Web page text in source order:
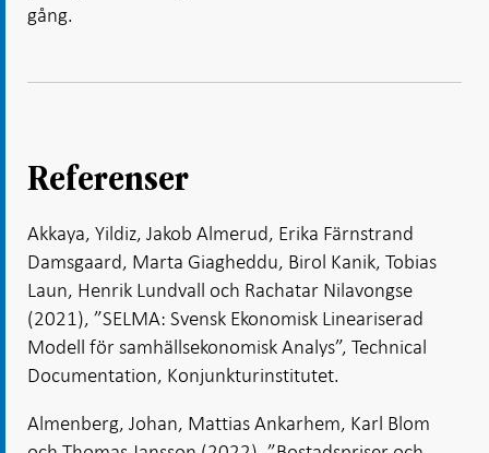
gång.
Referenser
Akkaya, Yildiz, Jakob Almerud, Erika Färnstrand
Damsgaard, Marta Giagheddu, Birol Kanik, Tobias
Laun, Henrik Lundvall och Rachatar Nilavongse
(2021), ”SELMA: Svensk Ekonomisk Lineariserad
Modell för samhällsekonomisk Analys”, Technical
Documentation, Konjunkturinstitutet.
Almenberg, Johan, Mattias Ankarhem, Karl Blom